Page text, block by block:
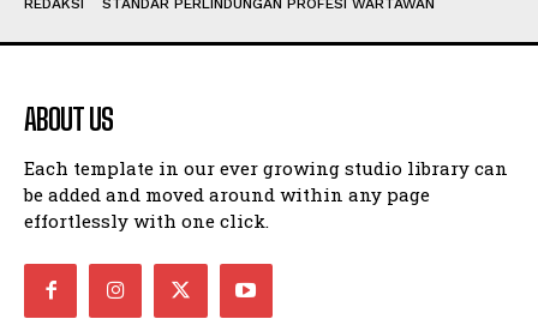
REDAKSI
STANDAR PERLINDUNGAN PROFESI WARTAWAN
ABOUT US
Each template in our ever growing studio library can
be added and moved around within any page
effortlessly with one click.